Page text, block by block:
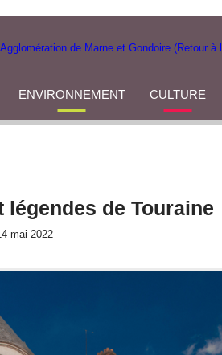
ENVIRONNEMENT CULTURE
légendes de Touraine
mai 2022